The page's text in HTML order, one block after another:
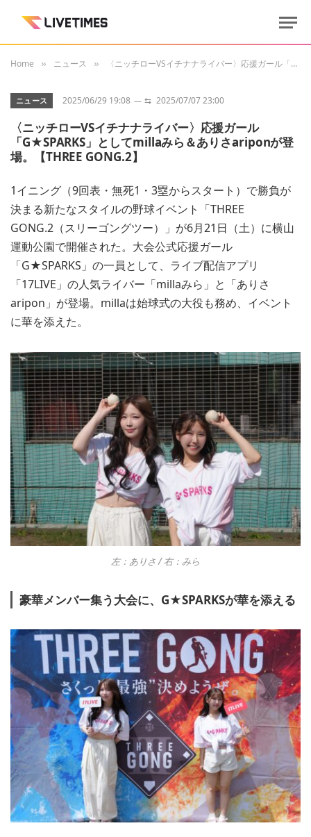
Home » ニュース » 〈ニッチローVSイチナナライバー〉応援ガール「G★SPARKS」としてmillaみら＆ありさariponが登場。【THREE GONG.2】
ニュース 2025/06/29 19:08 ⇆ 2025/07/07 23:00
〈ニッチローVSイチナナライバー〉応援ガール
「G★SPARKS」としてmillaみら＆ありさariponが登
場。【THREE GONG.2】
1イニング（9回表・無死1・3塁からスタート）で勝負が
決まる新たなスタイルの野球イベント「THREE
GONG.2（スリーゴングツー）」が6月21日（土）に横山
運動公園で開催された。大会公式応援ガール
「G★SPARKS」の一員として、ライブ配信アプリ
「17LIVE」の人気ライバー「millaみら」と「ありさ
aripon」が登場。millaは始球式の大役も務め、イベント
に華を添えた。
左：ありさ / 右：みら
豪華メンバー集う大会に、G★SPARKSが華を添える